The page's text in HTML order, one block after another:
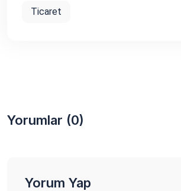
Ticaret
Yorumlar (0)
Yorum Yap